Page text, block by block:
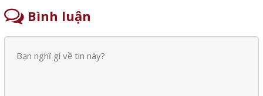
Bình luận